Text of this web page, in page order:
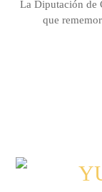
La Diputación de
que